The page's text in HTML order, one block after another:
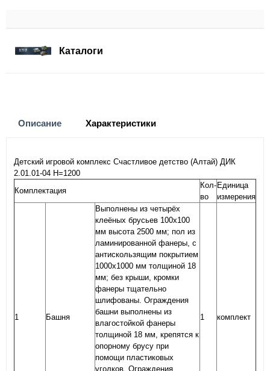
Каталоги
Описание Характеристики
Детский игровой комплекс Счастливое детство (Алтай) ДИК
2.01.01-04 H=1200
Комплектация
Кол-
во
Единица
измерения
1 Башня
Выполнены из четырёх
клеёных брусьев 100х100
мм высота 2500 мм; пол из
ламинированной фанеры, с
антискользящим покрытием
1000х1000 мм толщиной 18
мм; без крыши, кромки
фанеры тщательно
шлифованы. Ограждения
башни выполнены из
влагостойкой фанеры
толщиной 18 мм, крепятся к
опорному брусу при
помощи пластиковых
уголков. Ограждения
1 комплект